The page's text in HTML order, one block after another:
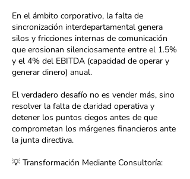
En el ámbito corporativo, la falta de
sincronización interdepartamental genera
silos y fricciones internas de comunicación
que erosionan silenciosamente entre el 1.5%
y el 4% del EBITDA (capacidad de operar y
generar dinero) anual.
El verdadero desafío no es vender más, sino
resolver la falta de claridad operativa y
detener los puntos ciegos antes de que
comprometan los márgenes financieros ante
la junta directiva.
💡 Transformación Mediante Consultoría: